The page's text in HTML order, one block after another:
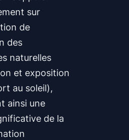
sur
de
des
naturelles
et exposition
au soleil),
ainsi une
de la